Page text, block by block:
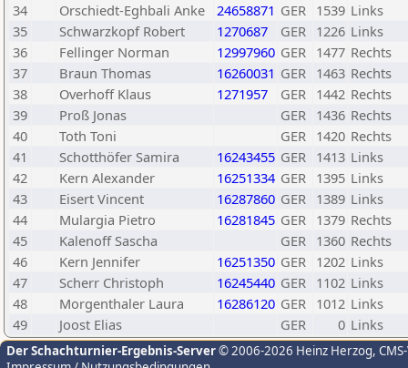
34
Orschiedt-Eghbali Anke 24658871 GER 1539 Links
35
Schwarzkopf Robert 1270687 GER 1226 Links
36
Fellinger Norman 12997960 GER 1477 Rechts
37
Braun Thomas 16260031 GER 1463 Rechts
38
Overhoff Klaus 1271957 GER 1442 Rechts
39
Proß Jonas GER 1436 Rechts
40
Toth Toni GER 1420 Rechts
41
Schotthöfer Samira 16243455 GER 1413 Links
42
Kern Alexander 16251334 GER 1395 Links
43
Eisert Vincent 16287860 GER 1389 Links
44
Mulargia Pietro 16281845 GER 1379 Rechts
45
Kalenoff Sascha GER 1360 Rechts
46
Kern Jennifer 16251350 GER 1202 Links
47
Scherr Christoph 16245440 GER 1102 Links
48
Morgenthaler Laura 16286120 GER 1012 Links
49
Joost Elias GER 0 Links
Der Schachturnier-Ergebnis-Server© 2006-2026 Heinz Herzog,